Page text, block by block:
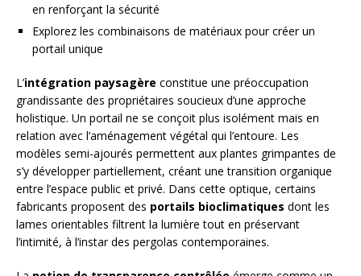
en renforçant la sécurité
Explorez les combinaisons de matériaux pour créer un
portail unique
L’intégration paysagère constitue une préoccupation
grandissante des propriétaires soucieux d’une approche
holistique. Un portail ne se conçoit plus isolément mais en
relation avec l’aménagement végétal qui l’entoure. Les
modèles semi-ajourés permettent aux plantes grimpantes de
s’y développer partiellement, créant une transition organique
entre l’espace public et privé. Dans cette optique, certains
fabricants proposent des portails bioclimatiques dont les
lames orientables filtrent la lumière tout en préservant
l’intimité, à l’instar des pergolas contemporaines.